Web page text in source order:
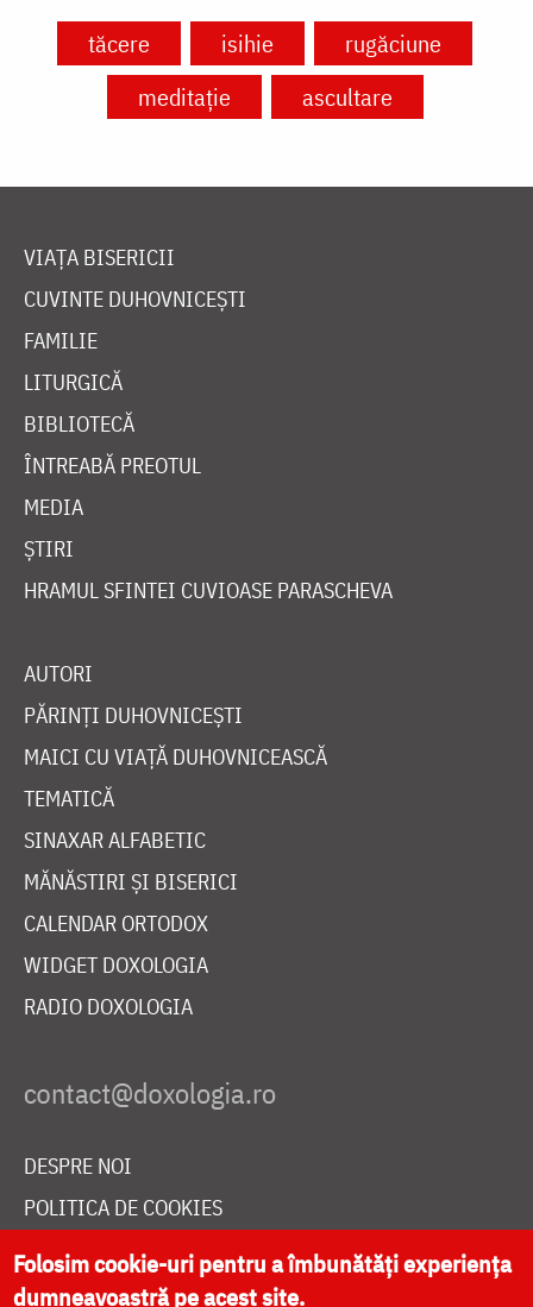
tăcere isihie
rugăciune
meditație
ascultare
VIAȚA BISERICII
CUVINTE DUHOVNICEȘTI
FAMILIE
LITURGICĂ
BIBLIOTECĂ
ÎNTREABĂ PREOTUL
MEDIA
ȘTIRI
HRAMUL SFINTEI CUVIOASE PARASCHEVA
AUTORI
PĂRINȚI DUHOVNICEȘTI
MAICI CU VIAȚĂ DUHOVNICEASCĂ
TEMATICĂ
SINAXAR ALFABETIC
MĂNĂSTIRI ȘI BISERICI
CALENDAR ORTODOX
WIDGET DOXOLOGIA
RADIO DOXOLOGIA
DESPRE NOI
POLITICA DE COOKIES
DONEAZĂ ONLINE PENTRU CATEDRALA NAȚIONALĂ
Folosim cookie-uri pentru a îmbunătăți experiența
dumneavoastră pe acest site.